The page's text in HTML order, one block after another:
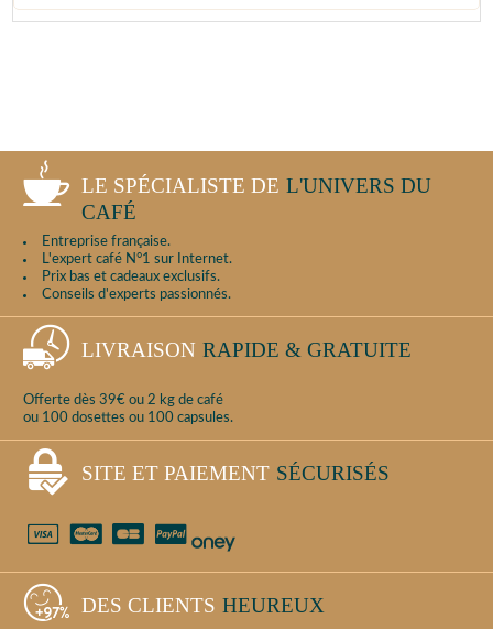
LE SPÉCIALISTE DE L'UNIVERS DU
CAFÉ
Entreprise française.
L'expert café N°1 sur Internet.
Prix bas et cadeaux exclusifs.
Conseils d'experts passionnés.
LIVRAISON RAPIDE & GRATUITE
Offerte dès 39€ ou 2 kg de café
ou 100 dosettes ou 100 capsules.
SITE ET PAIEMENT SÉCURISÉS
DES CLIENTS HEUREUX